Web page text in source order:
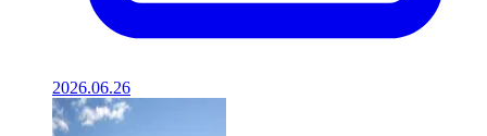
2026.06.26